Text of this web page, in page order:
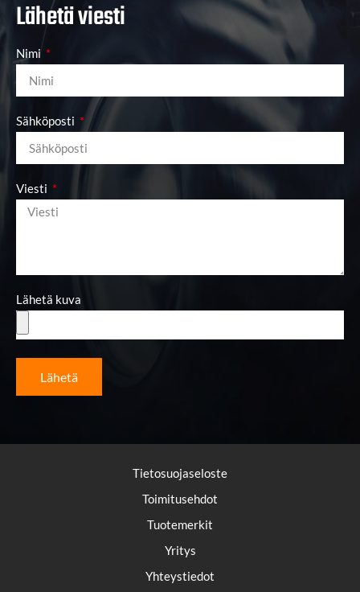
Lähetä viesti
Nimi
Sähköposti
Viesti
Lähetä kuva
Lähetä
Tietosuojaseloste
Toimitusehdot
Tuotemerkit
Yritys
Yhteystiedot